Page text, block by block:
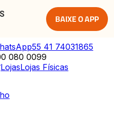
BAIXE O APP
55 41 74031865
080 0099
LojasLojas Físicas